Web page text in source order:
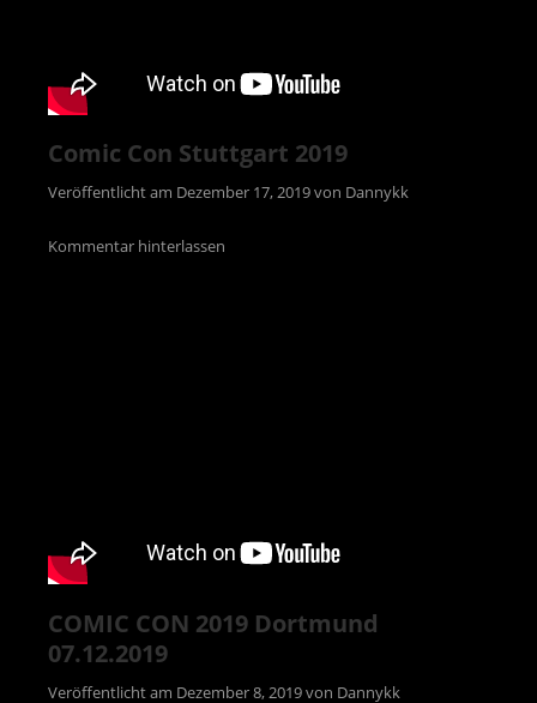
Comic Con Stuttgart 2019
Veröffentlicht am Dezember 17, 2019von Dannykk
Kommentar hinterlassen
COMIC CON 2019 Dortmund
07.12.2019
Veröffentlicht am Dezember 8, 2019von Dannykk